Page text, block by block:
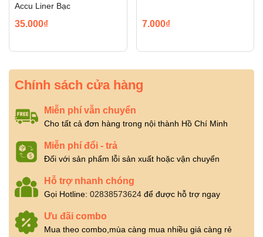
Accu Liner Bạc
35.000₫ 7.000₫
Chính sách cửa hàng
Miễn phí vẫn chuyển
Cho tất cả đơn hàng trong nội thành Hồ Chí Minh
Miễn phí đổi - trả
Đối với sản phẩm lỗi sản xuất hoặc vận chuyển
Hỗ trợ nhanh chóng
Gọi Hotline: 02838573624 để được hỗ trợ ngay
Ưu đãi combo
Mua theo combo,mùa càng mua nhiều giá càng rẻ